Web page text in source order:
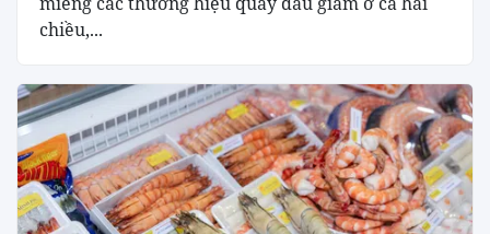
chiều,...